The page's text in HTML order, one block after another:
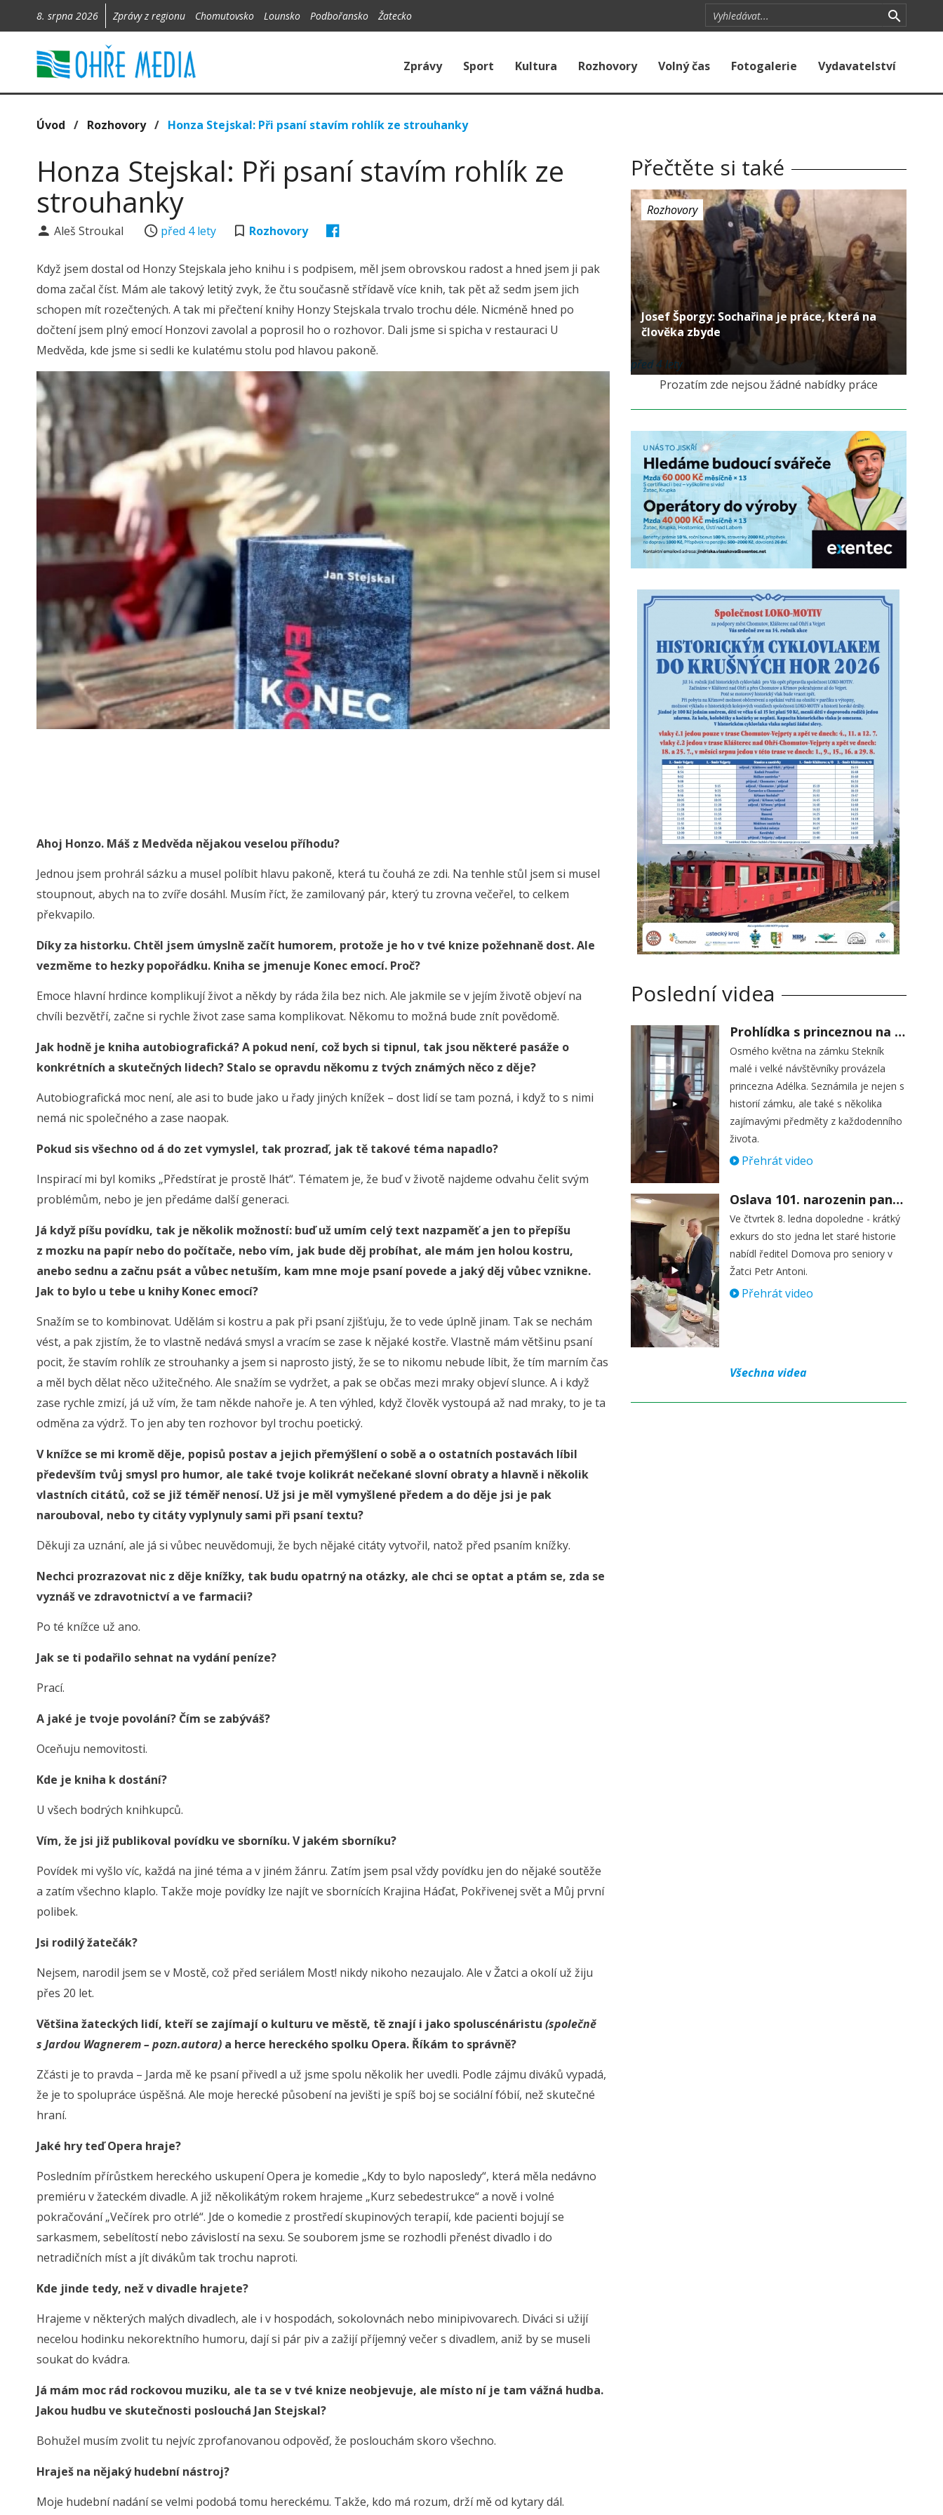
8. srpna 2026 Zprávy z regionu Chomutovsko Lounsko Podbořansko Žatecko
Zprávy Sport Kultura Rozhovory Volný čas Fotogalerie Vydavatelství
Úvod / Rozhovory/ Honza Stejskal: Při psaní stavím rohlík ze strouhanky
Honza Stejskal: Při psaní stavím rohlík ze
strouhanky
Aleš Stroukal před 4 lety Rozhovory
Když jsem dostal od Honzy Stejskala jeho knihu i s podpisem, měl jsem obrovskou radost a hned jsem ji pak
doma začal číst. Mám ale takový letitý zvyk, že čtu současně střídavě více knih, tak pět až sedm jsem jich
schopen mít rozečtených. A tak mi přečtení knihy Honzy Stejskala trvalo trochu déle. Nicméně hned po
dočtení jsem plný emocí Honzovi zavolal a poprosil ho o rozhovor. Dali jsme si spicha v restauraci U
Medvěda, kde jsme si sedli ke kulatému stolu pod hlavou pakoně.
Ahoj Honzo. Máš z Medvěda nějakou veselou příhodu?
Jednou jsem prohrál sázku a musel políbit hlavu pakoně, která tu čouhá ze zdi. Na tenhle stůl jsem si musel
stoupnout, abych na to zvíře dosáhl. Musím říct, že zamilovaný pár, který tu zrovna večeřel, to celkem
překvapilo.
Díky za historku. Chtěl jsem úmyslně začít humorem, protože je ho v tvé knize požehnaně dost. Ale
vezměme to hezky popořádku. Kniha se jmenuje Konec emocí. Proč?
Emoce hlavní hrdince komplikují život a někdy by ráda žila bez nich. Ale jakmile se v jejím životě objeví na
chvíli bezvětří, začne si rychle život zase sama komplikovat. Někomu to možná bude znít povědomě.
Jak hodně je kniha autobiografická? A pokud není, což bych si tipnul, tak jsou některé pasáže o
konkrétních a skutečných lidech? Stalo se opravdu někomu z tvých známých něco z děje?
Autobiografická moc není, ale asi to bude jako u řady jiných knížek – dost lidí se tam pozná, i když to s nimi
nemá nic společného a zase naopak.
Pokud sis všechno od á do zet vymyslel, tak prozraď, jak tě takové téma napadlo?
Inspirací mi byl komiks „Předstírat je prostě lhát“. Tématem je, že buď v životě najdeme odvahu čelit svým
problémům, nebo je jen předáme další generaci.
Já když píšu povídku, tak je několik možností: buď už umím celý text nazpaměť a jen to přepíšu
z mozku na papír nebo do počítače, nebo vím, jak bude děj probíhat, ale mám jen holou kostru,
anebo sednu a začnu psát a vůbec netuším, kam mne moje psaní povede a jaký děj vůbec vznikne.
Jak to bylo u tebe u knihy Konec emocí?
Snažím se to kombinovat. Udělám si kostru a pak při psaní zjišťuju, že to vede úplně jinam. Tak se nechám
vést, a pak zjistím, že to vlastně nedává smysl a vracím se zase k nějaké kostře. Vlastně mám většinu psaní
pocit, že stavím rohlík ze strouhanky a jsem si naprosto jistý, že se to nikomu nebude líbit, že tím marním čas
a měl bych dělat něco užitečného. Ale snažím se vydržet, a pak se občas mezi mraky objeví slunce. A i když
zase rychle zmizí, já už vím, že tam někde nahoře je. A ten výhled, když člověk vystoupá až nad mraky, to je ta
odměna za výdrž. To jen aby ten rozhovor byl trochu poetický.
V knížce se mi kromě děje, popisů postav a jejich přemýšlení o sobě a o ostatních postavách líbil
především tvůj smysl pro humor, ale také tvoje kolikrát nečekané slovní obraty a hlavně i několik
vlastních citátů, což se již téměř nenosí. Už jsi je měl vymyšlené předem a do děje jsi je pak
narouboval, nebo ty citáty vyplynuly sami při psaní textu?
Děkuji za uznání, ale já si vůbec neuvědomuji, že bych nějaké citáty vytvořil, natož před psaním knížky.
Nechci prozrazovat nic z děje knížky, tak budu opatrný na otázky, ale chci se optat a ptám se, zda se
vyznáš ve zdravotnictví a ve farmacii?
Po té knížce už ano.
Jak se ti podařilo sehnat na vydání peníze?
Prací.
A jaké je tvoje povolání? Čím se zabýváš?
Oceňuju nemovitosti.
Kde je kniha k dostání?
U všech bodrých knihkupců.
Vím, že jsi již publikoval povídku ve sborníku. V jakém sborníku?
Povídek mi vyšlo víc, každá na jiné téma a v jiném žánru. Zatím jsem psal vždy povídku jen do nějaké soutěže
a zatím všechno klaplo. Takže moje povídky lze najít ve sbornících Krajina Háďat, Pokřivenej svět a Můj první
polibek.
Jsi rodilý žatečák?
Nejsem, narodil jsem se v Mostě, což před seriálem Most! nikdy nikoho nezaujalo. Ale v Žatci a okolí už žiju
přes 20 let.
Většina žateckých lidí, kteří se zajímají o kulturu ve městě, tě znají i jako spoluscénáristu (společně
s Jardou Wagnerem – pozn.autora) a herce hereckého spolku Opera. Říkám to správně?
Zčásti je to pravda – Jarda mě ke psaní přivedl a už jsme spolu několik her uvedli. Podle zájmu diváků vypadá,
že je to spolupráce úspěšná. Ale moje herecké působení na jevišti je spíš boj se sociální fóbií, než skutečné
hraní.
Jaké hry teď Opera hraje?
Posledním přírůstkem hereckého uskupení Opera je komedie „Kdy to bylo naposledy“, která měla nedávno
premiéru v žateckém divadle. A již několikátým rokem hrajeme „Kurz sebedestrukce“ a nově i volné
pokračování „Večírek pro otrlé“. Jde o komedie z prostředí skupinových terapií, kde pacienti bojují se
sarkasmem, sebelítostí nebo závislostí na sexu. Se souborem jsme se rozhodli přenést divadlo i do
netradičních míst a jít divákům tak trochu naproti.
Kde jinde tedy, než v divadle hrajete?
Hrajeme v některých malých divadlech, ale i v hospodách, sokolovnách nebo minipivovarech. Diváci si užijí
necelou hodinku nekorektního humoru, dají si pár piv a zažijí příjemný večer s divadlem, aniž by se museli
soukat do kvádra.
Já mám moc rád rockovou muziku, ale ta se v tvé knize neobjevuje, ale místo ní je tam vážná hudba.
Jakou hudbu ve skutečnosti poslouchá Jan Stejskal?
Bohužel musím zvolit tu nejvíc zprofanovanou odpověď, že poslouchám skoro všechno.
Hraješ na nějaký hudební nástroj?
Moje hudební nadání se velmi podobá tomu hereckému. Takže, kdo má rozum, drží mě od kytary dál.
Přečtěte si také
Rozhovory
Josef Šporgy: Sochařina je práce, která na
člověka zbyde
před 4 lety
Prozatím zde nejsou žádné nabídky práce
Poslední videa
Prohlídka s princeznou na zámku Stekník
Osmého května na zámku Stekník
malé i velké návštěvníky provázela
princezna Adélka. Seznámila je nejen s
historií zámku, ale také s několika
zajímavými předměty z každodenního
života.
Přehrát video
Oslava 101. narozenin paní Věry Skořepové
Ve čtvrtek 8. ledna dopoledne - krátký
exkurs do sto jedna let staré historie
nabídl ředitel Domova pro seniory v
Žatci Petr Antoni.
Přehrát video
Všechna videa